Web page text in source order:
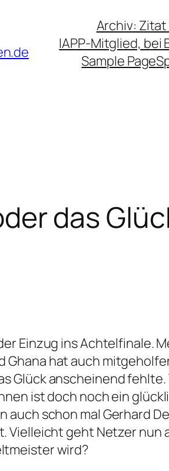
Archiv:
IAPP-Mitglied, bei
Sample Page
das
Einzug ins Achtelfinale.
Ghana hat auch
Glück anscheinend
ist doch noch ein
auch schon mal Gerhard
Vielleicht geht Netzer nun
wird?